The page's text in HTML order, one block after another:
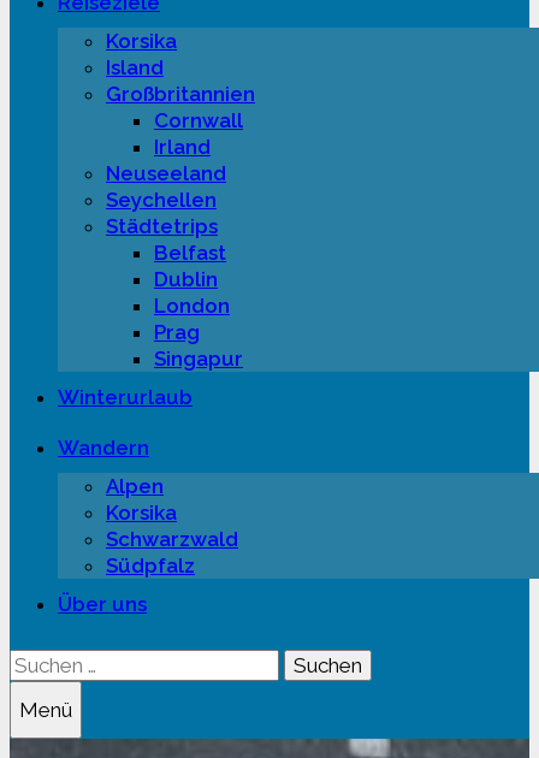
Korsika
Island
Großbritannien
Cornwall
Irland
Neuseeland
Seychellen
Städtetrips
Belfast
Dublin
London
Prag
Singapur
Winterurlaub
Wandern
Alpen
Korsika
Schwarzwald
Südpfalz
Über uns
Suchen
nach:
Menü